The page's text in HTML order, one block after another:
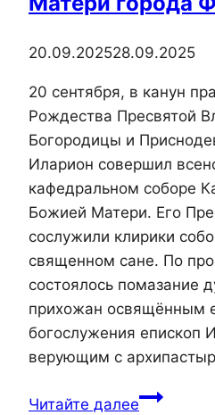
20.09.202528.09.2025
20 сентября, в канун
Рождества Пресвятой
Богородицы и
Иларион совершил
кафедральном соборе
Божией Матери. Его
сослужили клирики
священном сане. По
состоялось помазание
прихожан освящённым
богослужения епископ
верующим с
Читайте далееЕпископ